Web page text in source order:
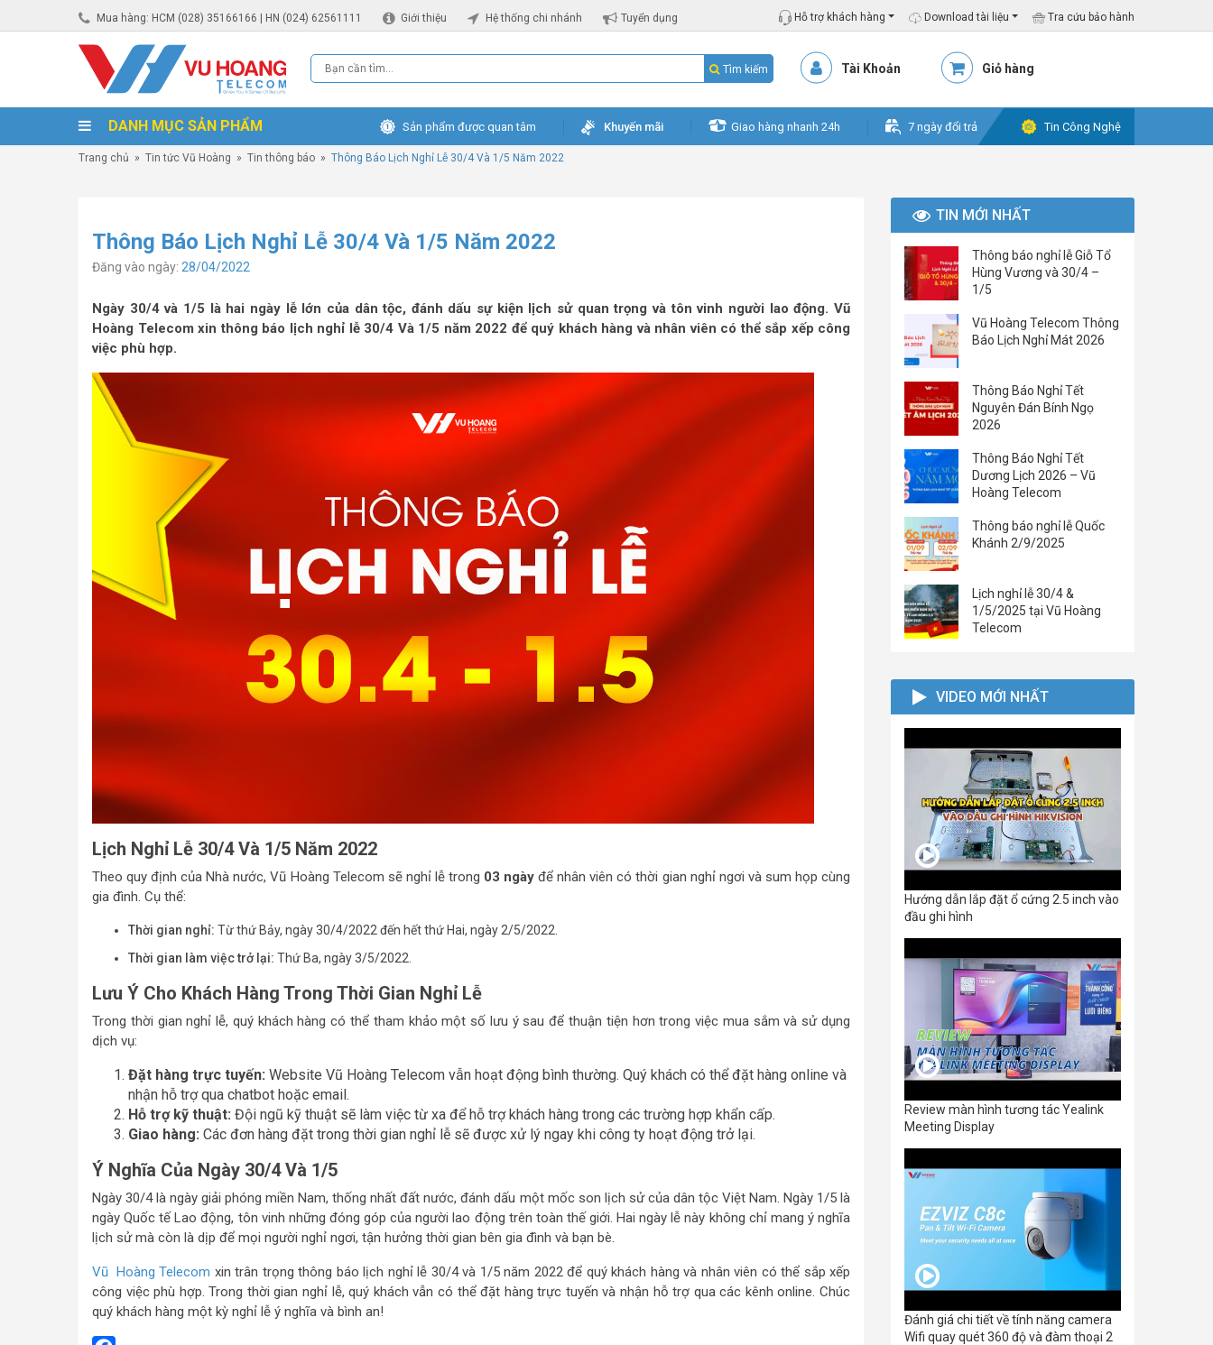
Mua hàng: HCM (028) 35166166 | HN (024) 62561111 Giới thiệu Hệ thống chi nhánh Tuyển dụng Hỗ trợ khách hàng Download tài liệu Tra cứu bảo hành
Tìm kiếm Tài Khoản Giỏ hàng
DANH MỤC SẢN PHẨM Sản phẩm được quan tâm Khuyến mãi Giao hàng nhanh 24h 7 ngày đổi trả Tin Công Nghệ
Trang chủ » Tin tức Vũ Hoàng » Tin thông báo » Thông Báo Lịch Nghỉ Lễ 30/4 Và 1/5 Năm 2022
Thông Báo Lịch Nghỉ Lễ 30/4 Và 1/5 Năm 2022
Đăng vào ngày: 28/04/2022
Ngày 30/4 và 1/5 là hai ngày lễ lớn của dân tộc, đánh dấu sự kiện lịch sử quan trọng và tôn vinh người lao động. Vũ
Hoàng Telecom xin thông báo lịch nghỉ lễ 30/4 Và 1/5 năm 2022 để quý khách hàng và nhân viên có thể sắp xếp công
việc phù hợp.
Lịch Nghỉ Lễ 30/4 Và 1/5 Năm 2022
Theo quy định của Nhà nước, Vũ Hoàng Telecom sẽ nghỉ lễ trong 03 ngày để nhân viên có thời gian nghỉ ngơi và sum họp cùng
gia đình. Cụ thể:
Thời gian nghỉ: Từ thứ Bảy, ngày 30/4/2022 đến hết thứ Hai, ngày 2/5/2022.
Thời gian làm việc trở lại: Thứ Ba, ngày 3/5/2022.
Lưu Ý Cho Khách Hàng Trong Thời Gian Nghỉ Lễ
Trong thời gian nghỉ lễ, quý khách hàng có thể tham khảo một số lưu ý sau để thuận tiện hơn trong việc mua sắm và sử dụng
dịch vụ:
Đặt hàng trực tuyến: Website Vũ Hoàng Telecom vẫn hoạt động bình thường. Quý khách có thể đặt hàng online và
nhận hỗ trợ qua chatbot hoặc email.
Hỗ trợ kỹ thuật: Đội ngũ kỹ thuật sẽ làm việc từ xa để hỗ trợ khách hàng trong các trường hợp khẩn cấp.
Giao hàng: Các đơn hàng đặt trong thời gian nghỉ lễ sẽ được xử lý ngay khi công ty hoạt động trở lại.
Ý Nghĩa Của Ngày 30/4 Và 1/5
Ngày 30/4 là ngày giải phóng miền Nam, thống nhất đất nước, đánh dấu một mốc son lịch sử của dân tộc Việt Nam. Ngày 1/5 là
ngày Quốc tế Lao động, tôn vinh những đóng góp của người lao động trên toàn thế giới. Hai ngày lễ này không chỉ mang ý nghĩa
lịch sử mà còn là dịp để mọi người nghỉ ngơi, tận hưởng thời gian bên gia đình và bạn bè.
Vũ Hoàng Telecom xin trân trọng thông báo lịch nghỉ lễ 30/4 và 1/5 năm 2022 để quý khách hàng và nhân viên có thể sắp xếp
công việc phù hợp. Trong thời gian nghỉ lễ, quý khách vẫn có thể đặt hàng trực tuyến và nhận hỗ trợ qua các kênh online. Chúc
quý khách hàng một kỳ nghỉ lễ ý nghĩa và bình an!
TIN MỚI NHẤT
Thông báo nghỉ lễ Giỗ Tổ
Hùng Vương và 30/4 –
1/5
Vũ Hoàng Telecom Thông
Báo Lịch Nghỉ Mát 2026
Thông Báo Nghỉ Tết
Nguyên Đán Bính Ngọ
2026
Thông Báo Nghỉ Tết
Dương Lịch 2026 – Vũ
Hoàng Telecom
Thông báo nghỉ lễ Quốc
Khánh 2/9/2025
Lịch nghỉ lễ 30/4 &
1/5/2025 tại Vũ Hoàng
Telecom
VIDEO MỚI NHẤT
Hướng dẫn lắp đặt ổ cứng 2.5 inch vào
đầu ghi hình
Review màn hình tương tác Yealink
Meeting Display
Đánh giá chi tiết về tính năng camera
Wifi quay quét 360 độ và đàm thoại 2